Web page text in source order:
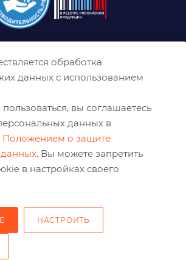
обработка
данных с использованием
вы соглашаетесь
данных в
Положением о защите
. Вы можете запретить
в настройках своего
НАСТРОИТЬ